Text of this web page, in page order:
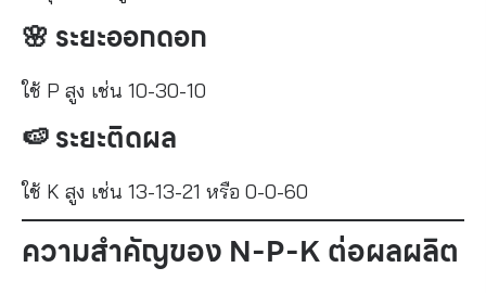
🌸 ระยะออกดอก
ใช้ P สูง เช่น 10-30-10
🍉 ระยะติดผล
ใช้ K สูง เช่น 13-13-21 หรือ 0-0-60
ความสำคัญของ N-P-K ต่อผลผลิต